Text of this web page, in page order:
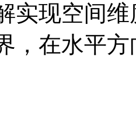
实现空间
，在水平